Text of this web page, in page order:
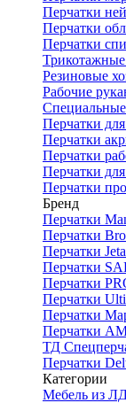
Перчатки
Перчатки
Перчатки
Резиновые
Рабочие
Перчатки
Перчатки
Перчатки
Перчатки
Перчатки
Бренд
Перчатки
Перчатки
Перчатки
Перчатки
Перчатки
Перчатки
Перчатки
Перчатки
ТД
Перчатки
Категории
Мебель из